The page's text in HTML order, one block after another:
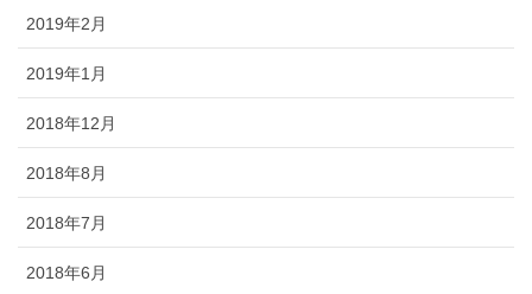
2019年2月
2019年1月
2018年12月
2018年8月
2018年7月
2018年6月